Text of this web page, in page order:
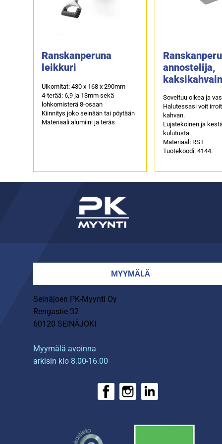
Ranskanperuna
leikkuri
Ulkomitat: 430 x 168 x 290mm
4-terää: 6,9 ja 13mm sekä
lohkomisterä 8-osaan
Kiinnitys joko seinään tai pöytään
Materiaali alumiini ja teräs
annostelija,
Soveltuu oikea ja
Halutessasi voit
kahvan.
Lujatekoinen ja
kulutusta.
Materiaali RST
Tuotekoodi: 4144.
MYYMÄLÄ
Seinäjoen PK-Myynti Oy
Rengastie 32
60120 SEINÄJOKI
Myymälä avoinna
arkisin klo 8.00-16.00